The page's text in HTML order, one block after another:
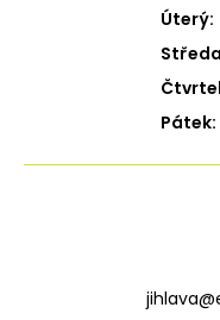
Úterý:
Pátek: